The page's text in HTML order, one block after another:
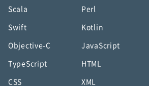
Scala Perl
Swift Kotlin
Objective-C JavaScript
TypeScript HTML
CSS XML